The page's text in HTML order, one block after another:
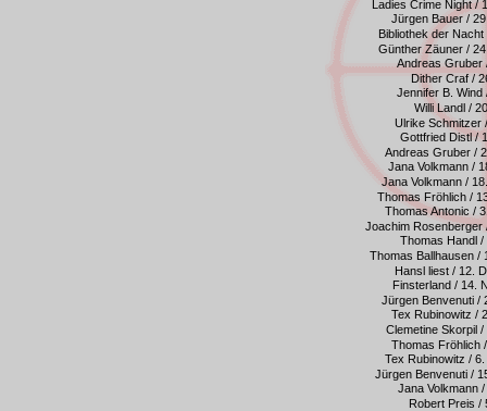
Ladies Crime Night /
Jürgen Bauer /
Bibliothek der
Günther Zäuner /
Andreas Gruber
Dither Craf /
Jennifer B.
Willi Landl /
Ulrike Schmitzer
Gottfried Distl /
Andreas Gruber /
Jana Volkmann /
Jana Volkmann /
Thomas Fröhlich /
Thomas Antonic /
Joachim
Thomas Handl
Thomas Ballhausen /
Hansl liest / 12.
Finsterland / 14.
Jürgen Benvenuti /
Tex Rubinowitz /
Clemetine Skorpil
Thomas Fröhlich
Tex Rubinowitz /
Jürgen Benvenuti /
Jana Volkmann
Robert Preis /